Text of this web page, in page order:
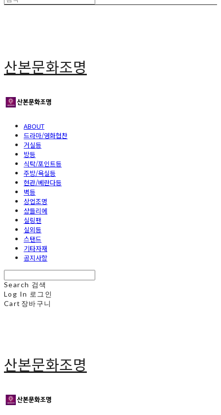
산본문화조명
ABOUT
드라마/영화협찬
거실등
방등
식탁/포인트등
주방/욕실등
현관/베란다등
벽등
상업조명
샹들리에
실링팬
실외등
스탠드
기타자재
공지사항
Search 검색
Log In 로그인
Cart 장바구니
산본문화조명